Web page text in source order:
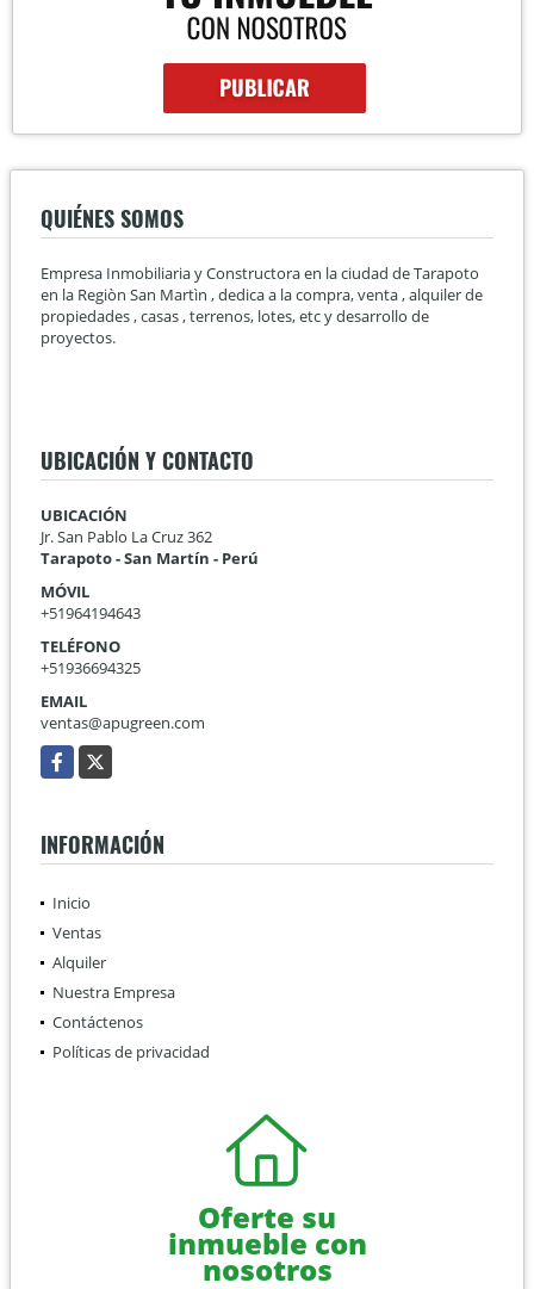
QUIÉNES SOMOS
Empresa Inmobiliaria y Constructora en la ciudad de Tarapoto
en la Regiòn San Martìn , dedica a la compra, venta , alquiler de
propiedades , casas , terrenos, lotes, etc y desarrollo de
proyectos.
UBICACIÓN Y CONTACTO
UBICACIÓN
Jr. San Pablo La Cruz 362
Tarapoto - San Martín - Perú
MÓVIL
+51964194643
TELÉFONO
+51936694325
EMAIL
ventas@apugreen.com
Facebook
X
INFORMACIÓN
Inicio
Ventas
Alquiler
Nuestra Empresa
Contáctenos
Políticas de privacidad
Oferte su
inmueble con
nosotros